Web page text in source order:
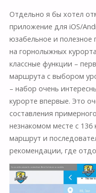
Отдельно я бы хотел
приложение для iOS/
юзабельное и
на горнолыжных
классные функции –
маршрута с выбором
– набор очень
курорте впервые. Это
составления
незнакомом месте с 136
маршрут и
рекомендации, где